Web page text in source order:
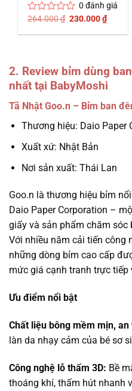
Được
sao
0 đánh giá
264.000₫ Giá
là:
230.000₫Giá
hiện
tại
2. Review bỉm dùng
nhất tại BabyMoshi
Tã Nhật Goo.n – Bỉm ban
Thương hiệu: Daio Paper
Xuất xứ: Nhật Bản
Nơi sản xuất: Thái Lan
Goo.n là thương hiệu bỉm
Daio Paper Corporation –
giấy và sản phẩm chăm sóc
Với nhiều năm cải tiến công
những dòng bỉm cao cấp
mức giá cạnh tranh trực tiếp
Ưu điểm nổi bật
Chất liệu bông mềm mịn, an
làn da nhạy cảm của bé sơ
Công nghệ lỗ thấm 3D: Bề
thoáng khí, thấm hút nhanh